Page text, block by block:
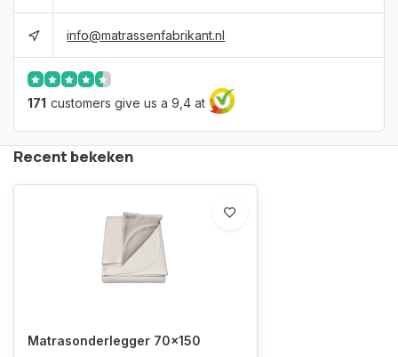
info@matrassenfabrikant.nl
171 customers give us a 9,4 at
Recent bekeken
Matrasonderlegger 70x150